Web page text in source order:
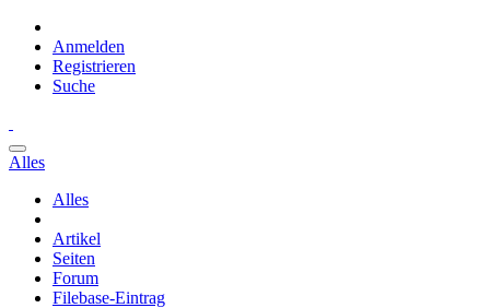
Anmelden
Registrieren
Suche
Alles
Alles
Artikel
Seiten
Forum
Filebase-Eintrag